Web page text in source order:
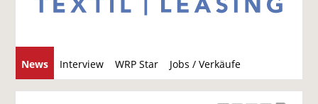
News Interview WRP Star Jobs / Verkäufe
u
c